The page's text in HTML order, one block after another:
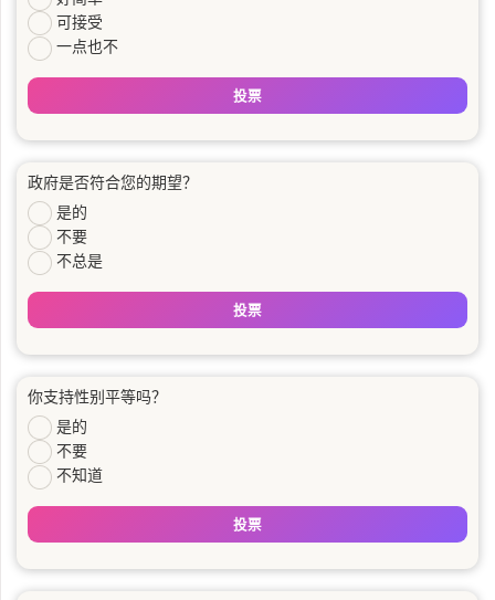
可接受
一点也不
投票
政府是否符合您的期望？
是的
不要
不总是
投票
你支持性别平等吗？
是的
不要
不知道
投票